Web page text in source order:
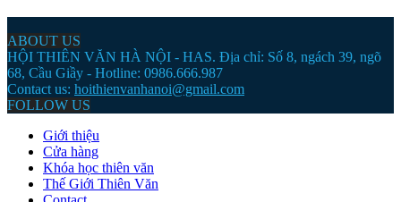
ABOUT US
HỘI THIÊN VĂN HÀ NỘI - HAS. Địa chỉ: Số 8, ngách 39, ngõ
68, Cầu Giầy - Hotline: 0986.666.987
Contact us: hoithienvanhanoi@gmail.com
FOLLOW US
Giới thiệu
Cửa hàng
Khóa học thiên văn
Thế Giới Thiên Văn